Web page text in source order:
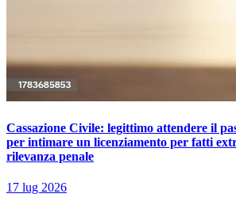
Cassazione Civile: legittimo attendere il
per intimare un licenziamento per fatti
rilevanza penale
17 lug 2026